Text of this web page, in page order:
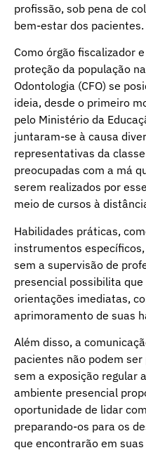
profissão, sob pena de
bem-estar dos pacientes.
Como órgão fiscalizador
proteção da população
Odontologia (CFO) se
ideia, desde o primeiro
pelo Ministério da
juntaram-se à causa
representativas da
preocupadas com a má
serem realizados por
meio de cursos à
Habilidades práticas,
instrumentos
sem a supervisão de
presencial possibilita
orientações imediatas,
aprimoramento de suas
Além disso, a
pacientes não podem
sem a exposição regular
ambiente presencial
oportunidade de lidar
preparando-os para os
que encontrarão em